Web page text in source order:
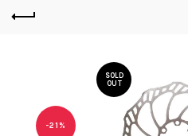
-21%
SOLD
OUT